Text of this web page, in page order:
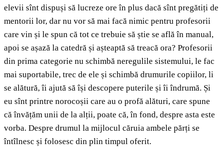
elevii sînt dispuși să lucreze ore în plus dacă sînt pregătiți de
mentorii lor, dar nu vor să mai facă nimic pentru profesorii
care vin și le spun că tot ce trebuie să știe se află în manual,
apoi se așază la catedră și așteaptă să treacă ora? Profesorii
din prima categorie nu schimbă neregulile sistemului, le fac
mai suportabile, trec de ele și schimbă drumurile copiilor, li
se alătură, îi ajută să își descopere puterile și îi îndrumă. Și
eu sînt printre norocoșii care au o profă alături, care spune
că învățăm unii de la alții, poate că, în fond, despre asta este
vorba. Despre drumul la mijlocul căruia ambele părți se
întîlnesc și folosesc din plin timpul oferit.